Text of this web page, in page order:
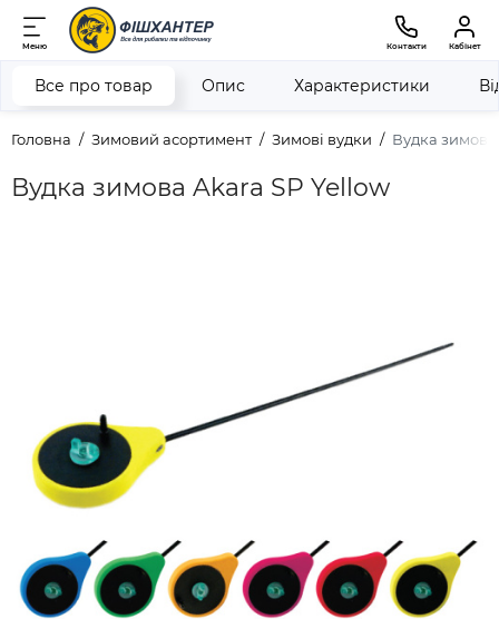
Меню Контакти Кабінет
Головна Зимовий асортимент Зимові вудки Вудка зимова
Вудка зимова Akara SP Yellow
Все про товар Опис Характеристики